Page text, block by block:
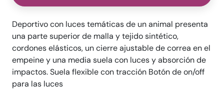
Deportivo con luces temáticas de un animal presenta
una parte superior de malla y tejido sintético,
cordones elásticos, un cierre ajustable de correa en el
empeine y una media suela con luces y absorción de
impactos. Suela flexible con tracción Botón de on/off
para las luces